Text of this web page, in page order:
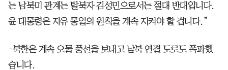
는 남북미 관계는 탈북자 김성민으로서는 절대 반대입니다.
윤 대통령은 자유 통일의 원칙을 계속 지켜야 할 겁니다.”
-북한은 계속 오물 풍선을 보내고 남북 연결 도로도 폭파했
습니다.